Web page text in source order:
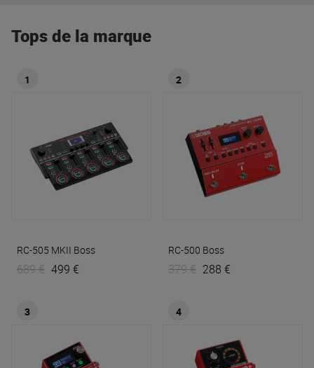
Tops de la marque
1
RC-505 MKII Boss
689 € 499 €
2
RC-500 Boss
379 € 288 €
3 4